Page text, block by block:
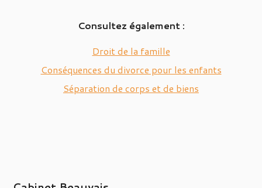
Consultez également :
Droit de la famille
Conséquences du divorce pour les enfants
Séparation de corps et de biens